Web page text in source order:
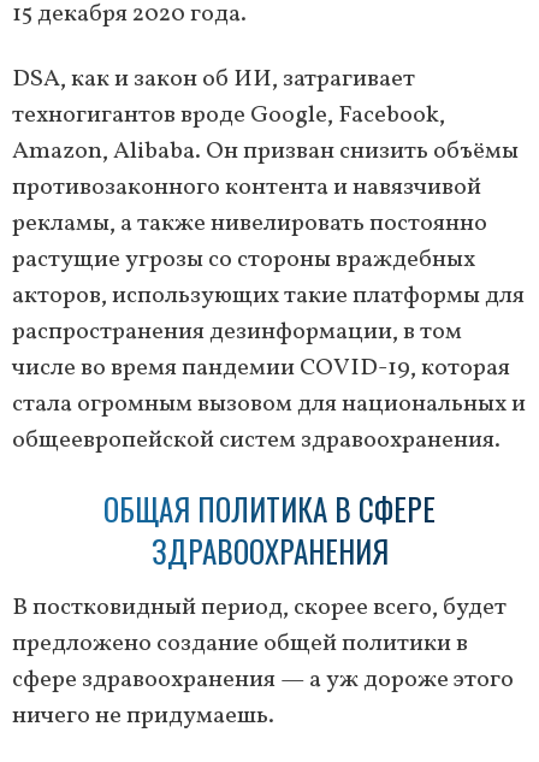
15 декабря 2020 года.
DSA, как и закон об ИИ, затрагивает
техногигантов вроде Google, Facebook,
Amazon, Alibaba. Он призван снизить объёмы
противозаконного контента и навязчивой
рекламы, а также нивелировать постоянно
растущие угрозы со стороны враждебных
акторов, использующих такие платформы для
распространения дезинформации, в том
числе во время пандемии COVID-19, которая
стала огромным вызовом для национальных и
общеевропейской систем здравоохранения.
ОБЩАЯ ПОЛИТИКА В СФЕРЕ
ЗДРАВООХРАНЕНИЯ
В постковидный период, скорее всего, будет
предложено создание общей политики в
сфере здравоохранения — а уж дороже этого
ничего не придумаешь.